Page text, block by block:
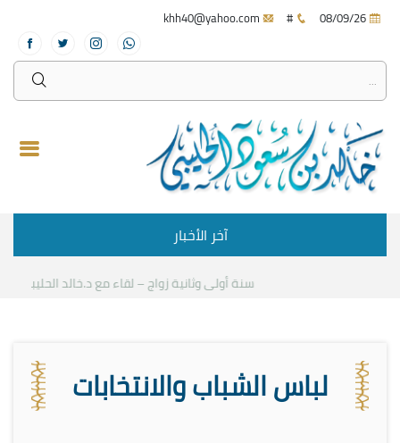
#
آخر الأخبار
سنة أولى وثانية زواج – لقاء مع د.خالد الحليبي كيف
لباس الشباب والانتخابات